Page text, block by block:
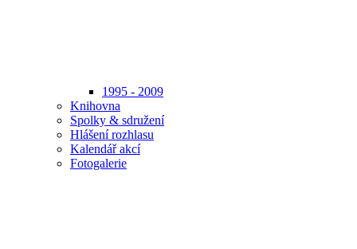
1995 - 2009
Knihovna
Spolky & sdružení
Hlášení rozhlasu
Kalendář akcí
Fotogalerie